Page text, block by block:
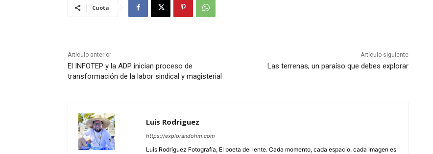
Cuota
Artículo anterior
El INFOTEP y la ADP inician proceso de
transformación de la labor sindical y magisterial
Artículo siguiente
Las terrenas, un paraíso que debes explorar
Luis Rodriguez
https://explorandohm.com
Luis Rodríguez Fotografía, El poeta del lente. Cada momento, cada espacio, cada imagen es